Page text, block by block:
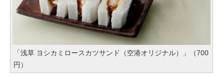
「浅草 ヨシカミロースカツサンド（空港オリジナル）」（700
円）